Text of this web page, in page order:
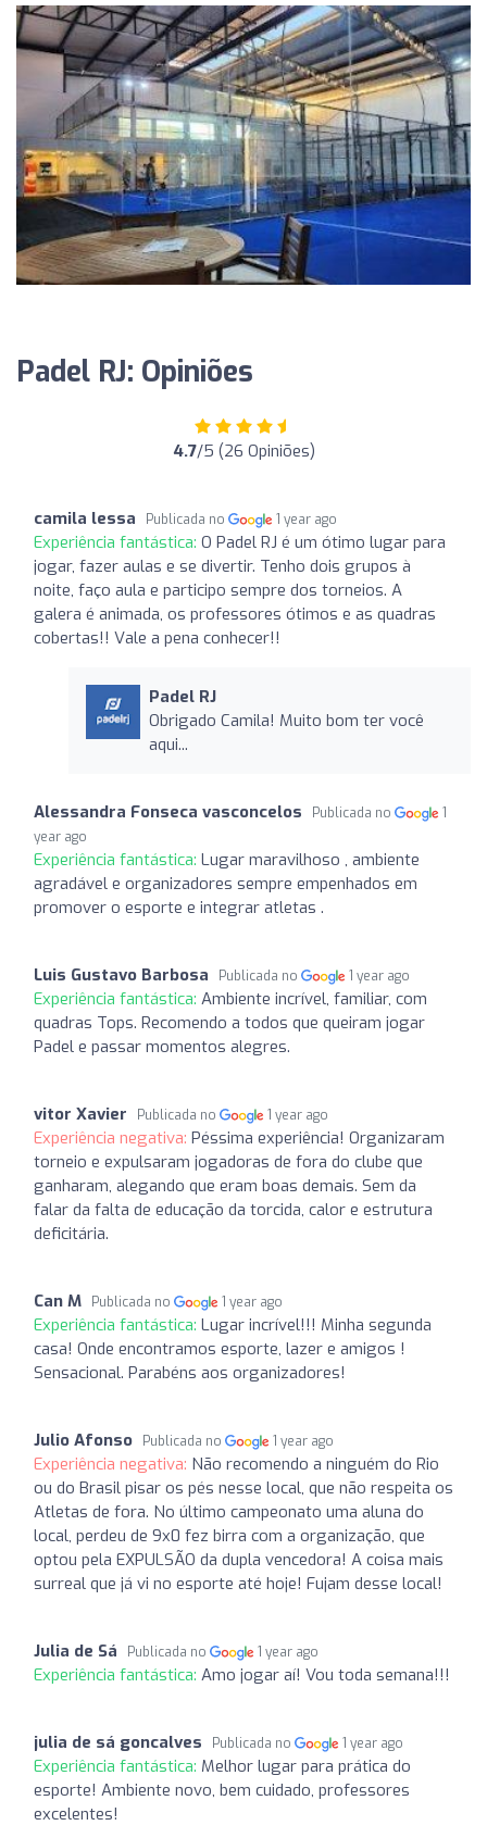
Padel RJ: Opiniões
4.7/5 (26 Opiniões)
camila lessa Publicada no 1 year ago
Experiência fantástica: O Padel RJ é um ótimo lugar para
jogar, fazer aulas e se divertir. Tenho dois grupos à
noite, faço aula e participo sempre dos torneios. A
galera é animada, os professores ótimos e as quadras
cobertas!! Vale a pena conhecer!!
Padel RJ
Obrigado Camila! Muito bom ter você
aqui...
Alessandra Fonseca vasconcelos Publicada no
1
year ago
Experiência fantástica: Lugar maravilhoso , ambiente
agradável e organizadores sempre empenhados em
promover o esporte e integrar atletas .
Luis Gustavo Barbosa Publicada no 1 year ago
Experiência fantástica: Ambiente incrível, familiar, com
quadras Tops. Recomendo a todos que queiram jogar
Padel e passar momentos alegres.
vitor Xavier Publicada no 1 year ago
Experiência negativa: Péssima experiência! Organizaram
torneio e expulsaram jogadoras de fora do clube que
ganharam, alegando que eram boas demais. Sem da
falar da falta de educação da torcida, calor e estrutura
deficitária.
Can M Publicada no 1 year ago
Experiência fantástica: Lugar incrível!!! Minha segunda
casa! Onde encontramos esporte, lazer e amigos !
Sensacional. Parabéns aos organizadores!
Julio Afonso Publicada no 1 year ago
Experiência negativa: Não recomendo a ninguém do Rio
ou do Brasil pisar os pés nesse local, que não respeita os
Atletas de fora. No último campeonato uma aluna do
local, perdeu de 9x0 fez birra com a organização, que
optou pela EXPULSÃO da dupla vencedora! A coisa mais
surreal que já vi no esporte até hoje! Fujam desse local!
Julia de Sá Publicada no 1 year ago
Experiência fantástica: Amo jogar aí! Vou toda semana!!!
julia de sá goncalves Publicada no 1 year ago
Experiência fantástica: Melhor lugar para prática do
esporte! Ambiente novo, bem cuidado, professores
excelentes!